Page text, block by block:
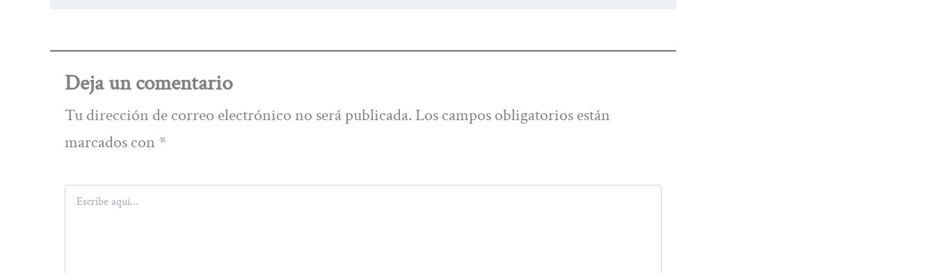
Deja un comentario
Tu dirección de correo electrónico no será publicada. Los campos obligatorios están
marcados con *
Escribe
aquí...